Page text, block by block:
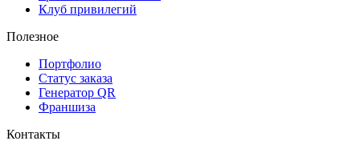
Клуб привилегий
Полезное
Портфолио
Статус заказа
Генератор QR
Франшиза
Контакты